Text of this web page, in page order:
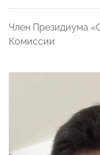
Член Президиума
Комиссии